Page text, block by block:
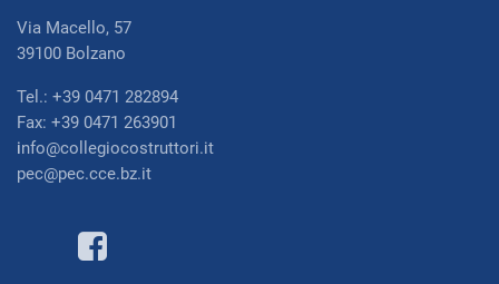
Via Macello, 57
39100 Bolzano
Tel.: +39 0471 282894
Fax: +39 0471 263901
info@collegiocostruttori.it
pec@pec.cce.bz.it